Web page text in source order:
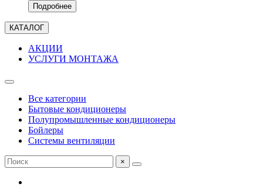
Подробнее
КАТАЛОГ
АКЦИИ
УСЛУГИ МОНТАЖА
Все категории
Бытовые кондиционеры
Полупромышленные кондиционеры
Бойлеры
Системы вентиляции
×